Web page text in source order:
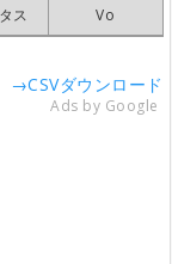
ス Vo
ス Vo
ス Vo
ス Vo
→CSVダウンロード
Ads by Google